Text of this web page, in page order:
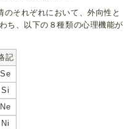
それぞれにおいて、外向性と
ち、以下の８種類の心理機能が
記
Se
Si
Ne
Ni